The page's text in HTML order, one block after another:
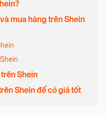
mua hàng trên Shein
Shein
Shein để có giá tốt